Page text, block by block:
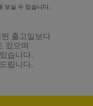
보실 수 있습니다.
출고일보다
있으며
습니다.
립니다.